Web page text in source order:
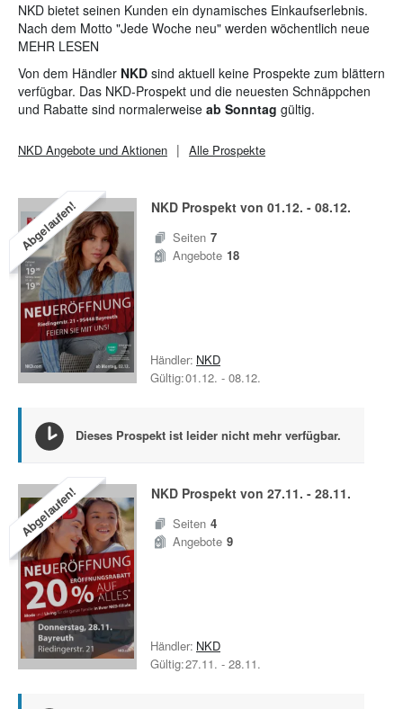
NKD bietet seinen Kunden ein dynamisches Einkaufserlebnis.
Nach dem Motto "Jede Woche neu" werden wöchentlich neue
Produkte sowohl in den Märkten als auch online angeboten.
Hier findet man ein breites Angebot für die gesamte Familie: von
Alltagskleidung,Sport- & Outdoorbekleidungfür sie und ihn bis
hin zuKleinmöbelnundDekokann man sich hier glücklich
shoppen.
MEHR LESEN
Von dem Händler NKD sind aktuell keine Prospekte zum blättern
verfügbar. Das NKD-Prospekt und die neuesten Schnäppchen
und Rabatte sind normalerweise ab Sonntag gültig.
NKD Angebote und Aktionen Alle Prospekte
Abgelaufen! NKD Prospekt von 01.12. - 08.12.
Seiten 7
Angebote 18
Gültig:01.12. - 08.12.
Händler: NKD
Dieses Prospekt ist leider nicht mehr verfügbar.
Abgelaufen! NKD Prospekt von 27.11. - 28.11.
Seiten 4
Angebote 9
Gültig:27.11. - 28.11.
Händler: NKD